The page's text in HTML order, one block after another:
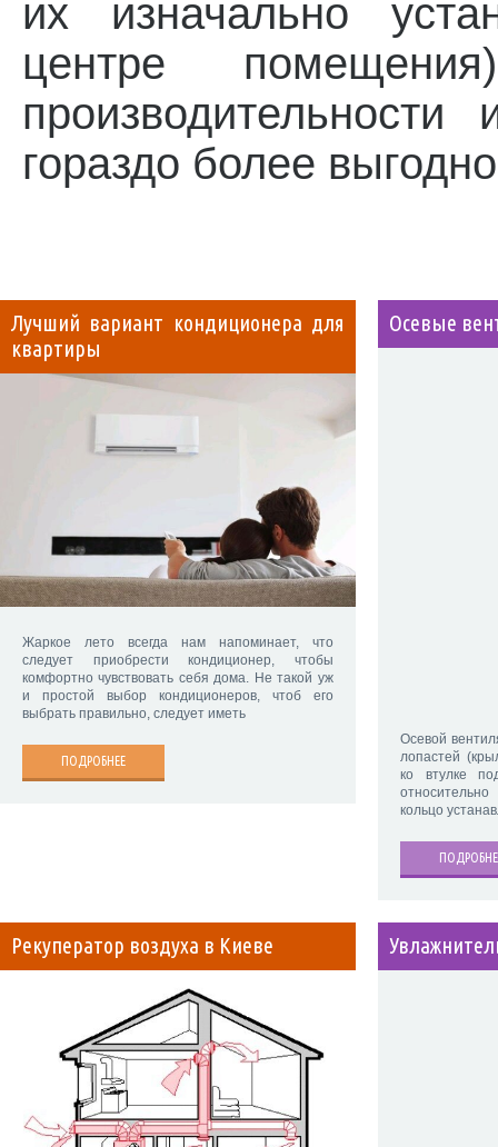
их изначально
центре
гораздо более
Лучший вариант кондиционера для
квартиры
Жаркое лето всегда нам напоминает, что
следует приобрести кондиционер, чтобы
комфортно чувствовать себя дома. Не такой уж
и простой выбор кондиционеров, чтоб его
выбрать правильно, следует иметь
ПОДРОБНЕЕ
Осевые
Осевой
лопастей
ко втулке
кольцо
Рекуператор воздуха в Киеве